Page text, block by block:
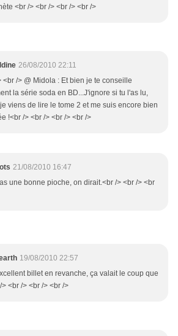
<br /> <br /> <br /> <br />
26/08/2010 22:11
<br /> @ Midola : Et bien je te conseille
la série soda en BD...J'ignore si tu l'as lu,
viens de lire le tome 2 et me suis encore bien
!<br /> <br /> <br /> <br />
21/08/2010 16:47
une bonne pioche, on dirait.<br /> <br /> <br
19/08/2010 22:57
billet en revanche, ça valait le coup que
<br /> <br /> <br />